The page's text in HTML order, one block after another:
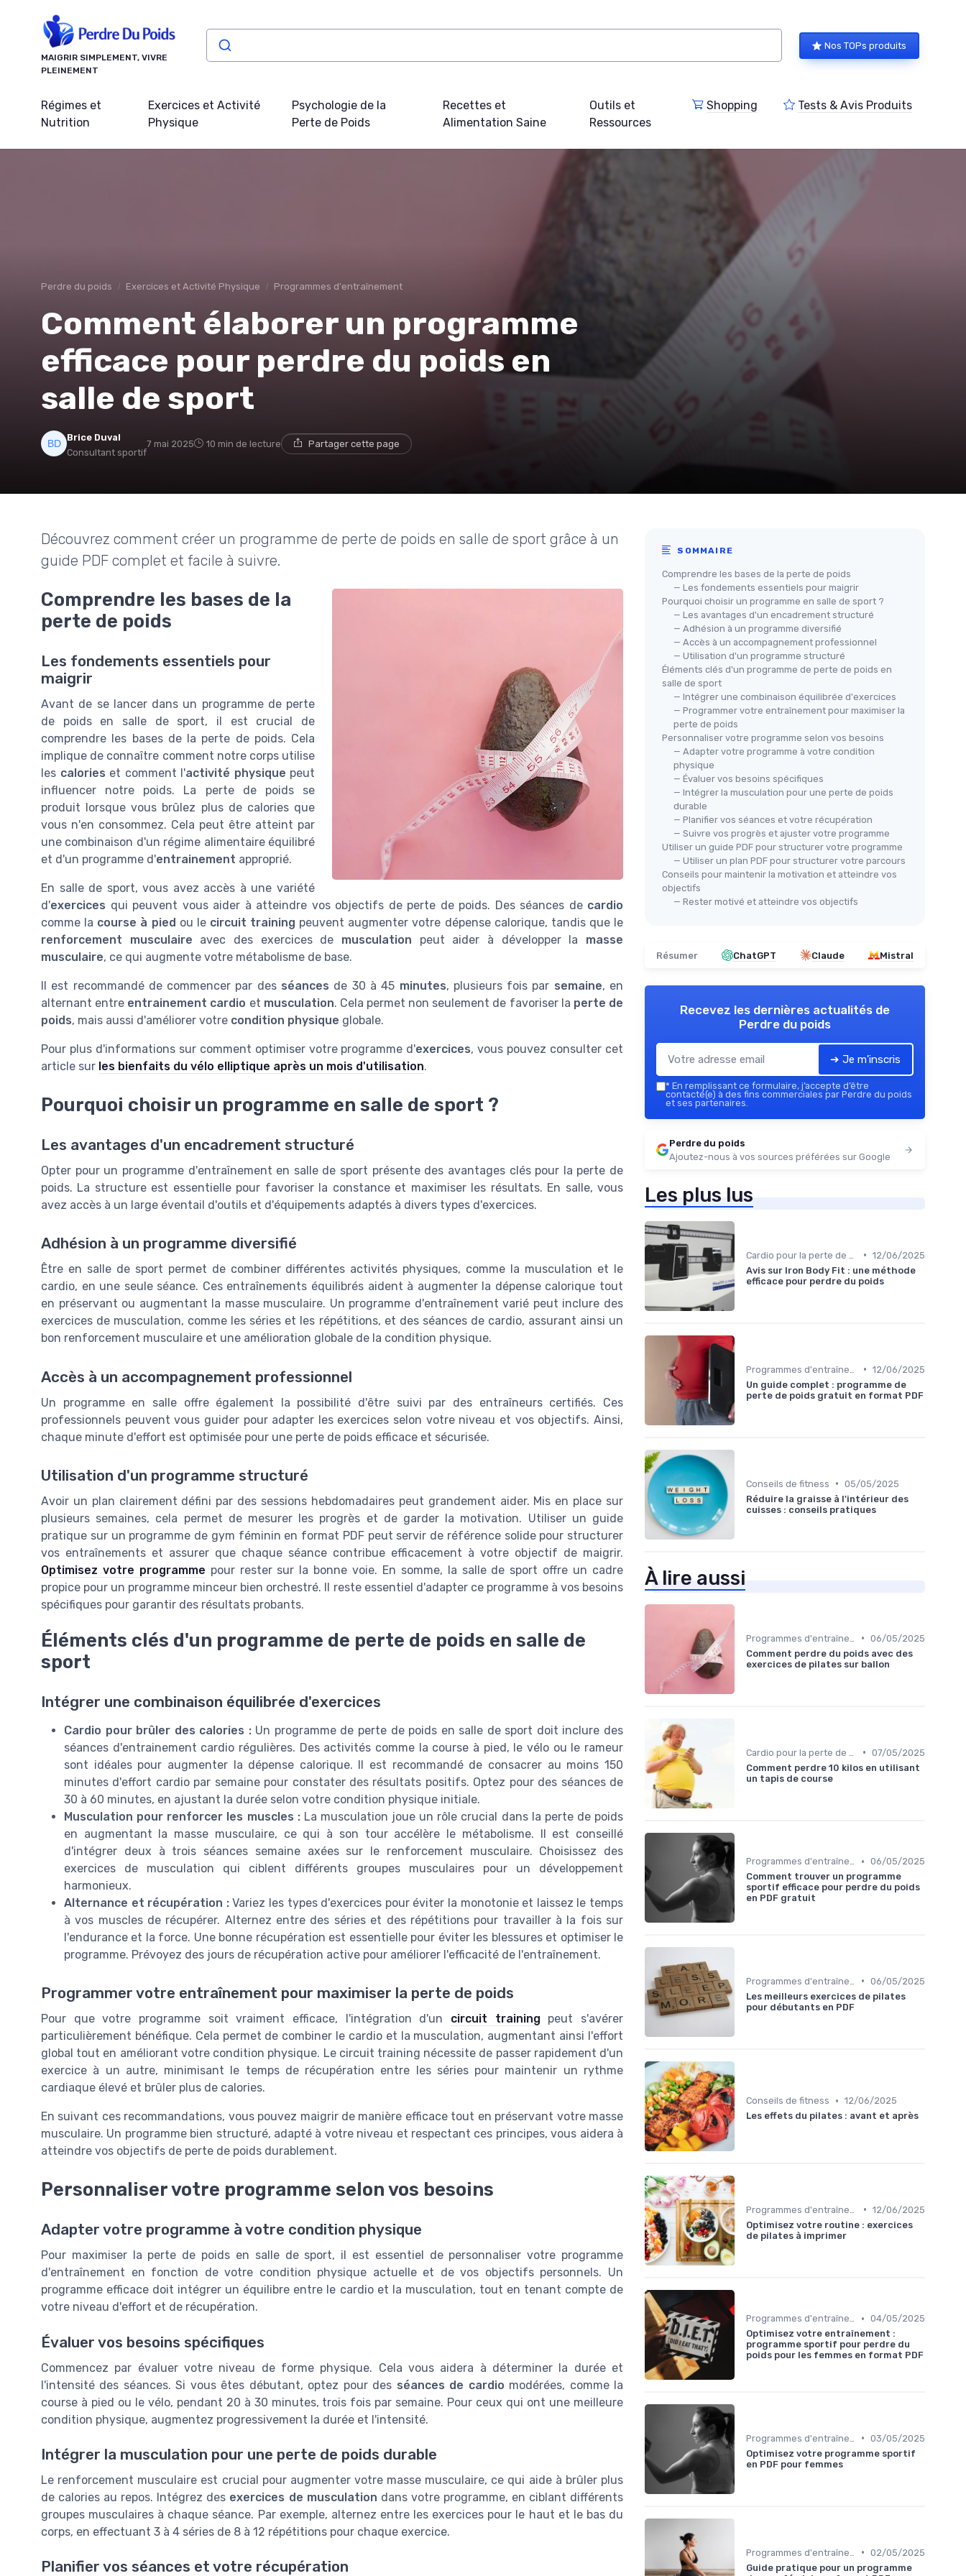
MAIGRIR SIMPLEMENT, VIVRE
PLEINEMENT
Nos TOPs produits
Régimes et
Nutrition
Exercices et Activité
Physique
Psychologie de la
Perte de Poids
Recettes et
Alimentation Saine
Outils et
Ressources
Shopping Tests & Avis Produits
Perdre du poids Exercices et Activité Physique Programmes d'entraînement
Comment élaborer un programme
efficace pour perdre du poids en
salle de sport
Brice Duval
Consultant sportif
7 mai 2025 10 min de lecture Partager cette page
Découvrez comment créer un programme de perte de poids en salle de sport grâce à un
guide PDF complet et facile à suivre.
Comprendre les bases de la
perte de poids
Les fondements essentiels pour
maigrir
Avant de se lancer dans un programme de perte
de poids en salle de sport, il est crucial de
comprendre les bases de la perte de poids. Cela
implique de connaître comment notre corps utilise
les calories et comment l'activité physique peut
influencer notre poids. La perte de poids se
produit lorsque vous brûlez plus de calories que
vous n'en consommez. Cela peut être atteint par
une combinaison d'un régime alimentaire équilibré
et d'un programme d'entrainement approprié.
En salle de sport, vous avez accès à une variété
d'exercices qui peuvent vous aider à atteindre vos objectifs de perte de poids. Des séances de cardio
comme la course à pied ou le circuit training peuvent augmenter votre dépense calorique, tandis que le
renforcement musculaire avec des exercices de musculation peut aider à développer la masse
musculaire, ce qui augmente votre métabolisme de base.
Il est recommandé de commencer par des séances de 30 à 45 minutes, plusieurs fois par semaine, en
alternant entre entrainement cardio et musculation. Cela permet non seulement de favoriser la perte de
poids, mais aussi d'améliorer votre condition physique globale.
Pour plus d'informations sur comment optimiser votre programme d'exercices, vous pouvez consulter cet
article sur les bienfaits du vélo elliptique après un mois d'utilisation.
Pourquoi choisir un programme en salle de sport ?
Les avantages d'un encadrement structuré
Opter pour un programme d'entraînement en salle de sport présente des avantages clés pour la perte de
poids. La structure est essentielle pour favoriser la constance et maximiser les résultats. En salle, vous
avez accès à un large éventail d'outils et d'équipements adaptés à divers types d'exercices.
Adhésion à un programme diversifié
Être en salle de sport permet de combiner différentes activités physiques, comme la musculation et le
cardio, en une seule séance. Ces entraînements équilibrés aident à augmenter la dépense calorique tout
en préservant ou augmentant la masse musculaire. Un programme d'entraînement varié peut inclure des
exercices de musculation, comme les séries et les répétitions, et des séances de cardio, assurant ainsi un
bon renforcement musculaire et une amélioration globale de la condition physique.
Accès à un accompagnement professionnel
Un programme en salle offre également la possibilité d'être suivi par des entraîneurs certifiés. Ces
professionnels peuvent vous guider pour adapter les exercices selon votre niveau et vos objectifs. Ainsi,
chaque minute d'effort est optimisée pour une perte de poids efficace et sécurisée.
Utilisation d'un programme structuré
Avoir un plan clairement défini par des sessions hebdomadaires peut grandement aider. Mis en place sur
plusieurs semaines, cela permet de mesurer les progrès et de garder la motivation. Utiliser un guide
pratique sur un programme de gym féminin en format PDF peut servir de référence solide pour structurer
vos entraînements et assurer que chaque séance contribue efficacement à votre objectif de maigrir.
Optimisez votre programme pour rester sur la bonne voie. En somme, la salle de sport offre un cadre
propice pour un programme minceur bien orchestré. Il reste essentiel d'adapter ce programme à vos besoins
spécifiques pour garantir des résultats probants.
Éléments clés d'un programme de perte de poids en salle de
sport
Intégrer une combinaison équilibrée d'exercices
Cardio pour brûler des calories :Un programme de perte de poids en salle de sport doit inclure des
séances d'entrainement cardio régulières. Des activités comme la course à pied, le vélo ou le rameur
sont idéales pour augmenter la dépense calorique. Il est recommandé de consacrer au moins 150
minutes d'effort cardio par semaine pour constater des résultats positifs. Optez pour des séances de
30 à 60 minutes, en ajustant la durée selon votre condition physique initiale.
Musculation pour renforcer les muscles :La musculation joue un rôle crucial dans la perte de poids
en augmentant la masse musculaire, ce qui à son tour accélère le métabolisme. Il est conseillé
d'intégrer deux à trois séances semaine axées sur le renforcement musculaire. Choisissez des
exercices de musculation qui ciblent différents groupes musculaires pour un développement
harmonieux.
Alternance et récupération :Variez les types d'exercices pour éviter la monotonie et laissez le temps
à vos muscles de récupérer. Alternez entre des séries et des répétitions pour travailler à la fois sur
l'endurance et la force. Une bonne récupération est essentielle pour éviter les blessures et optimiser le
programme. Prévoyez des jours de récupération active pour améliorer l'efficacité de l'entraînement.
Programmer votre entraînement pour maximiser la perte de poids
Pour que votre programme soit vraiment efficace, l'intégration d'un circuit training peut s'avérer
particulièrement bénéfique. Cela permet de combiner le cardio et la musculation, augmentant ainsi l'effort
global tout en améliorant votre condition physique. Le circuit training nécessite de passer rapidement d'un
exercice à un autre, minimisant le temps de récupération entre les séries pour maintenir un rythme
cardiaque élevé et brûler plus de calories.
En suivant ces recommandations, vous pouvez maigrir de manière efficace tout en préservant votre masse
musculaire. Un programme bien structuré, adapté à votre niveau et respectant ces principes, vous aidera à
atteindre vos objectifs de perte de poids durablement.
Personnaliser votre programme selon vos besoins
Adapter votre programme à votre condition physique
Pour maximiser la perte de poids en salle de sport, il est essentiel de personnaliser votre programme
d'entraînement en fonction de votre condition physique actuelle et de vos objectifs personnels. Un
programme efficace doit intégrer un équilibre entre le cardio et la musculation, tout en tenant compte de
votre niveau d'effort et de récupération.
Évaluer vos besoins spécifiques
Commencez par évaluer votre niveau de forme physique. Cela vous aidera à déterminer la durée et
l'intensité des séances. Si vous êtes débutant, optez pour des séances de cardio modérées, comme la
course à pied ou le vélo, pendant 20 à 30 minutes, trois fois par semaine. Pour ceux qui ont une meilleure
condition physique, augmentez progressivement la durée et l'intensité.
Intégrer la musculation pour une perte de poids durable
Le renforcement musculaire est crucial pour augmenter votre masse musculaire, ce qui aide à brûler plus
de calories au repos. Intégrez des exercices de musculation dans votre programme, en ciblant différents
groupes musculaires à chaque séance. Par exemple, alternez entre les exercices pour le haut et le bas du
corps, en effectuant 3 à 4 séries de 8 à 12 répétitions pour chaque exercice.
Planifier vos séances et votre récupération
SOMMAIRE
Comprendre les bases de la perte de poids
— Les fondements essentiels pour maigrir
Pourquoi choisir un programme en salle de sport ?
— Les avantages d'un encadrement structuré
— Adhésion à un programme diversifié
— Accès à un accompagnement professionnel
— Utilisation d'un programme structuré
Éléments clés d'un programme de perte de poids en
salle de sport
— Intégrer une combinaison équilibrée d'exercices
— Programmer votre entraînement pour maximiser la
perte de poids
Personnaliser votre programme selon vos besoins
— Adapter votre programme à votre condition
physique
— Évaluer vos besoins spécifiques
— Intégrer la musculation pour une perte de poids
durable
— Planifier vos séances et votre récupération
— Suivre vos progrès et ajuster votre programme
Utiliser un guide PDF pour structurer votre programme
— Utiliser un plan PDF pour structurer votre parcours
Conseils pour maintenir la motivation et atteindre vos
objectifs
— Rester motivé et atteindre vos objectifs
Résumer ChatGPT Claude Mistral
Recevez les dernières actualités de
Perdre du poids
➔ Je m'inscris
* En remplissant ce formulaire, j’accepte d’être
contacté(e) à des fins commerciales par Perdre du poids
et ses partenaires.
Perdre du poids
Ajoutez-nous à vos sources préférées sur Google
Les plus lus
• 12/06/2025
Avis sur Iron Body Fit : une méthode
efficace pour perdre du poids
• 12/06/2025
Un guide complet : programme de
perte de poids gratuit en format PDF
Conseils de fitness • 05/05/2025
Réduire la graisse à l'intérieur des
cuisses : conseils pratiques
À lire aussi
• 06/05/2025
Comment perdre du poids avec des
exercices de pilates sur ballon
• 07/05/2025
Comment perdre 10 kilos en utilisant
un tapis de course
Programmes d'entraînement • 06/05/2025
Comment trouver un programme
sportif efficace pour perdre du poids
en PDF gratuit
• 06/05/2025
Les meilleurs exercices de pilates
pour débutants en PDF
Conseils de fitness • 12/06/2025
Les effets du pilates : avant et après
• 12/06/2025
Optimisez votre routine : exercices
de pilates à imprimer
Programmes d'entraînement • 04/05/2025
Optimisez votre entraînement :
programme sportif pour perdre du
poids pour les femmes en format PDF
• 03/05/2025
Optimisez votre programme sportif
en PDF pour femmes
• 02/05/2025
Guide pratique pour un programme